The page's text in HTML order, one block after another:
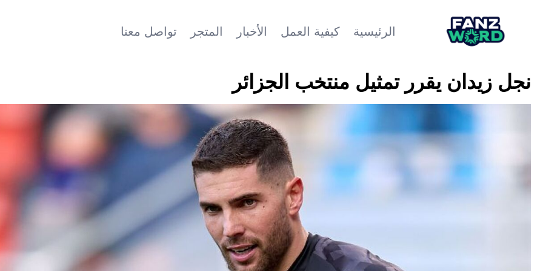
الرئيسية كيفية العمل الأخبار المتجر تواصل معنا
نجل زيدان يقرر تمثيل منتخب الجزائر